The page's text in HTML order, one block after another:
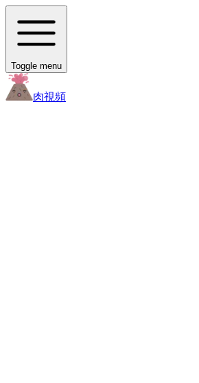
Toggle menu
肉視頻